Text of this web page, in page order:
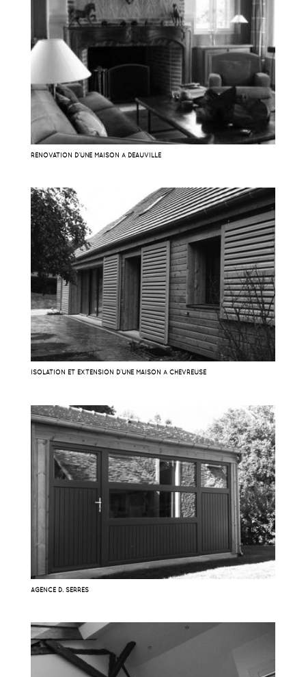
RÉNOVATION D’UNE MAISON À DEAUVILLE
ISOLATION ET EXTENSION D’UNE MAISON À CHEVREUSE
AGENCE D. SERRES